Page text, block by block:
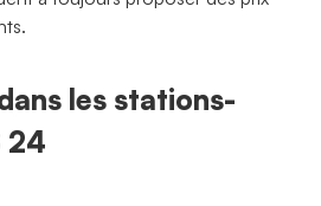
les stations-
24